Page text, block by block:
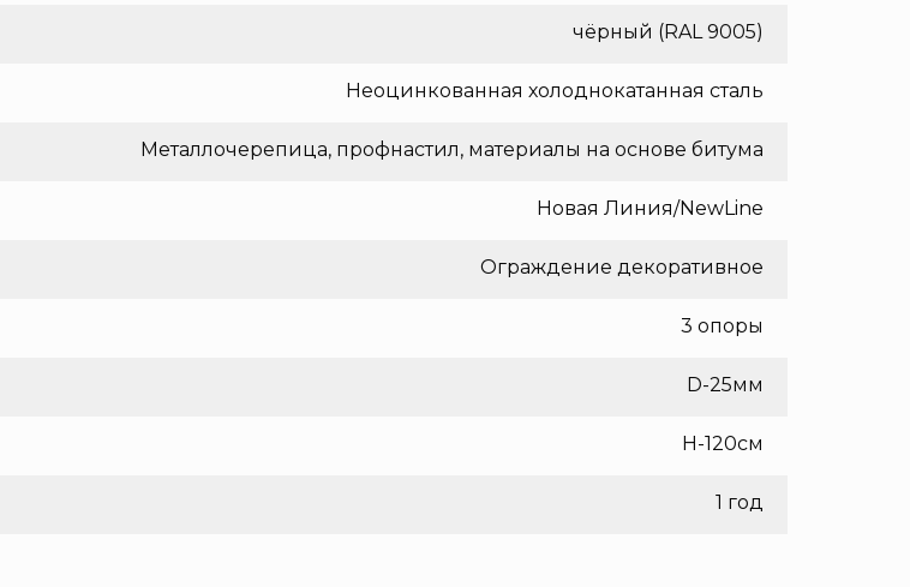
чёрный (RAL 9005)
Неоцинкованная холоднокатанная сталь
Металлочерепица, профнастил, материалы на основе битума
Новая Линия/NewLine
Ограждение декоративное
3 опоры
D-25мм
H-120см
1 год